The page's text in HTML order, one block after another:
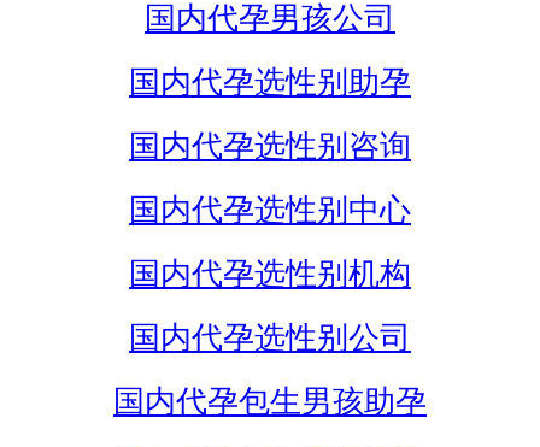
国内代孕男孩公司
国内代孕选性别助孕
国内代孕选性别咨询
国内代孕选性别中心
国内代孕选性别机构
国内代孕选性别公司
国内代孕包生男孩助孕